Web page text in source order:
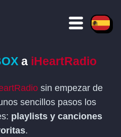
a iHeartRadio
sin empezar de
sencillos pasos los
playlists y canciones
.